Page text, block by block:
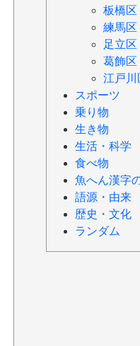
板橋区
練馬区
足立区
葛飾区
江戸川
スポーツ
乗り物
生き物
生活・科学
食べ物
魚へん漢字
語源・由来
歴史・文化
ランダム